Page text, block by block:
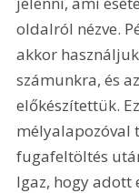
oldalról nézve.
akkor
számunkra, és
előkészítettük.
mélyalapozóval
fugafeltöltés
Igaz, hogy adott